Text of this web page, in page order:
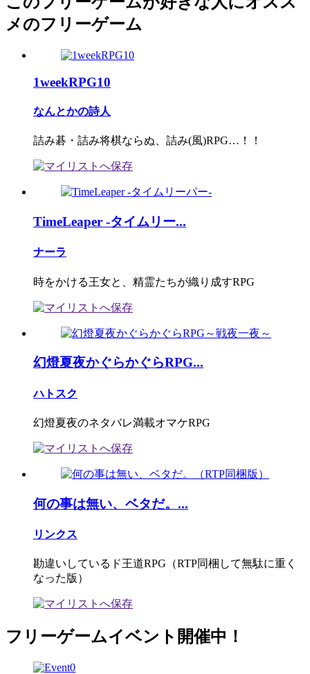
メのフリーゲーム
1weekRPG10
なんとかの詩人
詰み碁・詰み将棋ならぬ、詰み(風)RPG…！！
TimeLeaper -タイムリー...
ナーラ
時をかける王女と、精霊たちが織り成すRPG
幻燈夏夜かぐらかぐらRPG...
ハトスク
幻燈夏夜のネタバレ満載オマケRPG
何の事は無い、ベタだ。...
リンクス
勘違いしているド王道RPG（RTP同梱して無駄に重く
なった版）
フリーゲームイベント開催中！